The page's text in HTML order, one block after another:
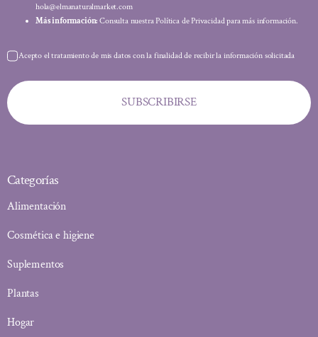
hola@elmanaturalmarket.com
Más información: Consulta nuestra Política de Privacidad para más información.
Acepto el tratamiento de mis datos con la finalidad de recibir la información solicitada
SUBSCRIBIRSE
Categorías
Alimentación
Cosmética e higiene
Suplementos
Plantas
Hogar